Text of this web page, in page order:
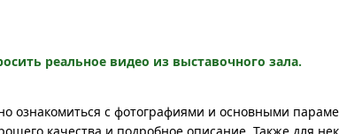
реальное видео из выставочного зала.
ознакомиться с фотографиями и основными